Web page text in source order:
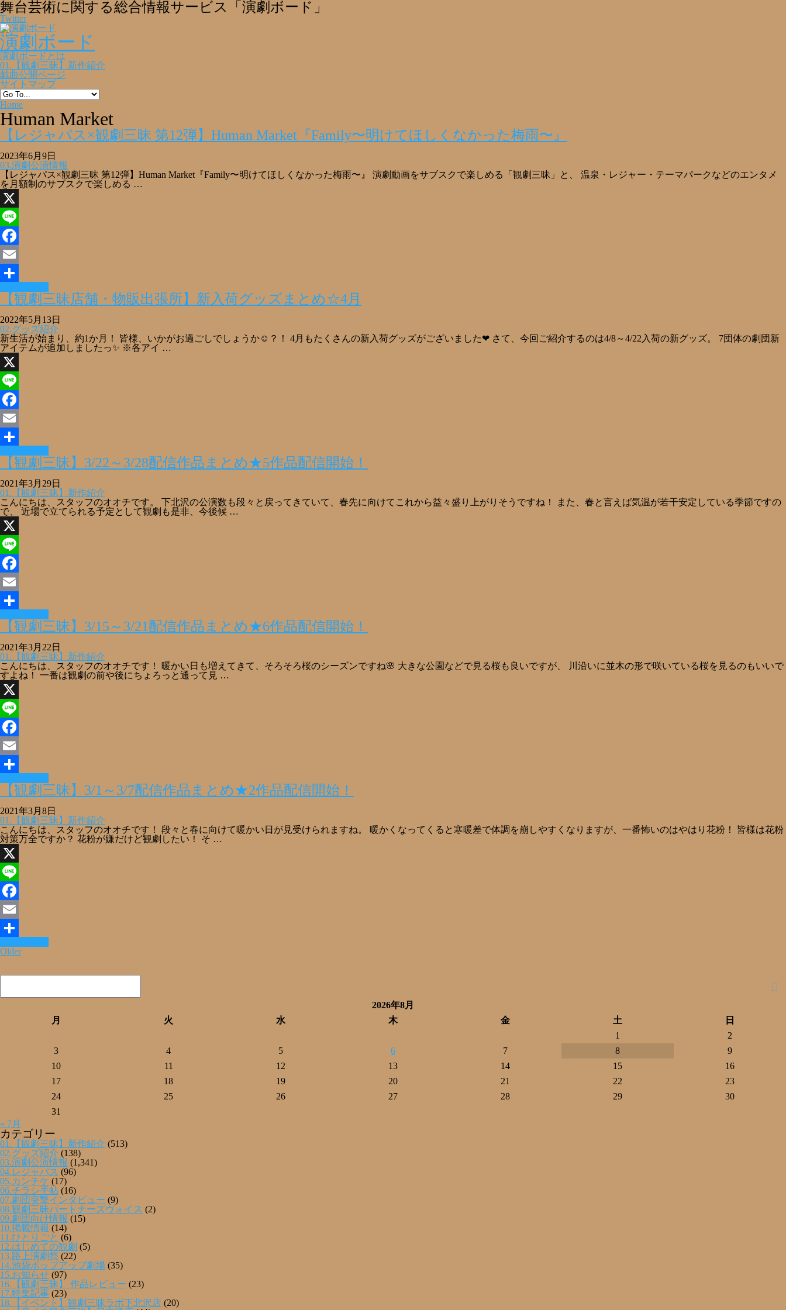
舞台芸術に関する総合情報サービス「演劇ボード」
Twitter
演劇ボード
演劇ボードとは
01.【観劇三昧】新作紹介
戯曲公開ページ
サイトマップ
Home
Human Market
【レジャパス×観劇三昧 第12弾】Human Market『Family〜明けてほしくなかった梅雨〜』
2023年6月9日
03.演劇公演情報
【レジャパス×観劇三昧 第12弾】Human Market『Family〜明けてほしくなかった梅雨〜』 演劇動画をサブスクで楽しめる「観劇三昧」と、 温泉・レジャー・テーマパークなどのエンタメ
を月額制のサブスクで楽しめる …
X
Line
Facebook
Email
共【観劇三昧店舗・物販出張所】新入荷グッズまとめ☆4月
2022年5月13日
02.グッズ紹介
新生活が始まり、約1か月！ 皆様、いかがお過ごしでしょうか☺？！ 4月もたくさんの新入荷グッズがございました❤ さて、今回ご紹介するのは4/8～4/22入荷の新グッズ。 7団体の劇団新
アイテムが追加しましたっ✨ ※各アイ …
X
Line
Facebook
Email
共【観劇三昧】3/22～3/28配信作品まとめ★5作品配信開始！
2021年3月29日
01.【観劇三昧】新作紹介
こんにちは、スタッフのオオチです。 下北沢の公演数も段々と戻ってきていて、春先に向けてこれから益々盛り上がりそうですね！ また、春と言えば気温が若干安定している季節ですの
で、 近場で立てられる予定として観劇も是非、今後候 …
X
Line
Facebook
Email
共【観劇三昧】3/15～3/21配信作品まとめ★6作品配信開始！
2021年3月22日
01.【観劇三昧】新作紹介
こんにちは、スタッフのオオチです！ 暖かい日も増えてきて、そろそろ桜のシーズンですね🌸 大きな公園などで見る桜も良いですが、 川沿いに並木の形で咲いている桜を見るのもいいで
すよね！ 一番は観劇の前や後にちょろっと通って見 …
X
Line
Facebook
Email
共【観劇三昧】3/1～3/7配信作品まとめ★2作品配信開始！
2021年3月8日
01.【観劇三昧】新作紹介
こんにちは、スタッフのオオチです！ 段々と春に向けて暖かい日が見受けられますね。 暖かくなってくると寒暖差で体調を崩しやすくなりますが、一番怖いのはやはり花粉！ 皆様は花粉
対策万全ですか？ 花粉が嫌だけど観劇したい！ そ …
X
Line
Facebook
Email
共
Older
2026年8月
月
火 水 木 金 土
日
1
2
3
4 5 6 7 8
9
10
11 12 13 14 15
16
17
18 19 20 21 22
23
24
25 26 27 28 29
30
31
« 7月
カテゴリー
01.【観劇三昧】新作紹介 (513)
02.グッズ紹介 (138)
03.演劇公演情報 (1,341)
04.レジャパス (96)
05.カンチケ (17)
06.チラシ手帖 (16)
07.劇団突撃インタビュー (9)
08.観劇三昧パートナーズヴォイス (2)
09.劇団向け情報 (15)
10.掲載情報 (14)
11.ひとりごと (6)
12.はじめての観劇 (5)
13.路上演劇祭 (22)
14.池袋ポップアップ劇場 (35)
15.お知らせ (97)
16.【観劇三昧】 作品レビュー (23)
17.特集記事 (23)
18.【イベント】観劇三昧ラボ下北沢店 (20)